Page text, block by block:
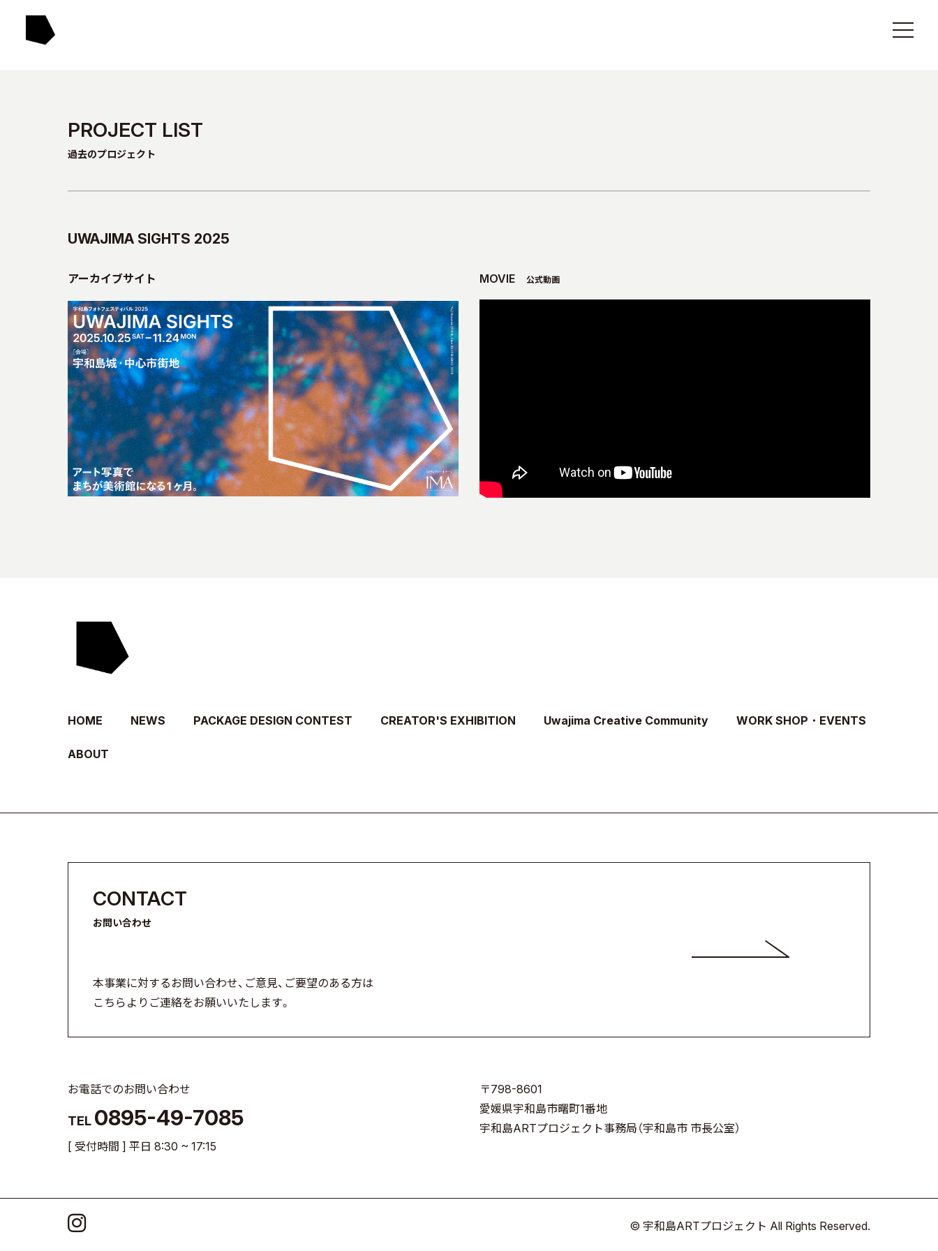
PROJECT LIST
過去のプロジェクト
UWAJIMA SIGHTS 2025
アーカイブサイト MOVIE 公式動画
HOME NEWS PACKAGE DESIGN CONTEST CREATOR'S EXHIBITION Uwajima Creative Community WORK SHOP・EVENTS
ABOUT
CONTACT
お問い合わせ
本事業に対するお問い合わせ、ご意見、ご要望のある方は
こちらよりご連絡をお願いいたします。
お電話でのお問い合わせ
TEL 0895-49-7085
[ 受付時間 ] 平日 8:30 ~ 17:15
〒798-8601
愛媛県宇和島市曙町1番地
宇和島ARTプロジェクト事務局 （宇和島市 市長公室）
© 宇和島ARTプロジェクト All Rights Reserved.